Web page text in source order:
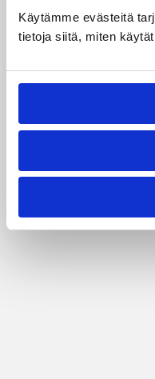
Käytämme evästeitä
tietoja siitä, miten